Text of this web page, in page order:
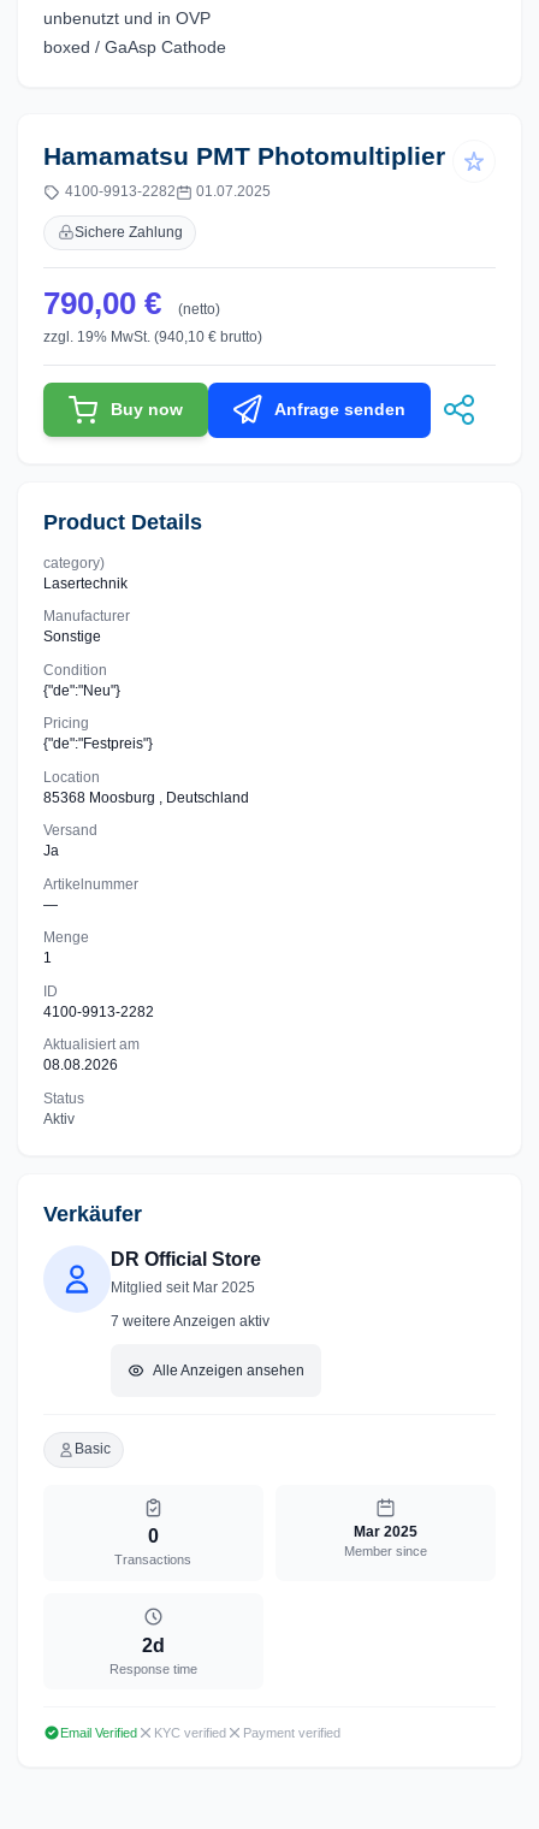
unbenutzt und in OVP
boxed / GaAsp Cathode
Hamamatsu PMT Photomultiplier
4100-9913-2282 01.07.2025
Sichere Zahlung
790,00 €
(netto)
zzgl. 19% MwSt. (940,10 € brutto)
Buy now Anfrage senden
Product Details
category)
Lasertechnik
Manufacturer
Sonstige
Condition
{"de":"Neu"}
Pricing
{"de":"Festpreis"}
Location
85368 Moosburg , Deutschland
Versand
Ja
Artikelnummer
—
Menge
1
ID
4100-9913-2282
Aktualisiert am
08.08.2026
Status
Aktiv
Verkäufer
DR Official Store
Mitglied seit Mar 2025
7 weitere Anzeigen aktiv
Alle Anzeigen ansehen
Basic
0
Transactions
Mar 2025
Member since
2d
Response time
Email Verified KYC verified Payment verified